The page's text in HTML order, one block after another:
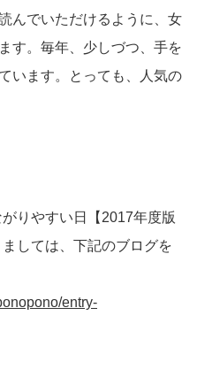
んでいただけるように、女
す。毎年、少しづつ、手を
います。とっても、人気の
りやすい日【2017年度版
しては、下記のブログを
entry-